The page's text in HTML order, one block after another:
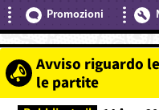
Promozioni
Avviso riguardo
le partite